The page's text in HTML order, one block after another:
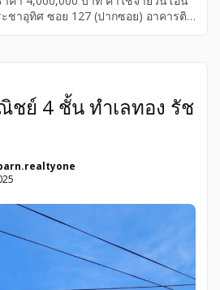
าอุทิศ ซอย 127 (ปากซอย) อาคารติด
ร้อมใช้งาน ทำร้านค้า/สำนักงานได้
เวทปรับปรุงเพิ่มมูลค่าได้ ชั้นล่างแยก
เข้าออกแยกกัน กรณีที่ต้องการจด
ธุรกิจและที่อยู่อาศัยสามารถทำได้ทันที
ชย์ 4 ชั้น ทำเลทอง รัช